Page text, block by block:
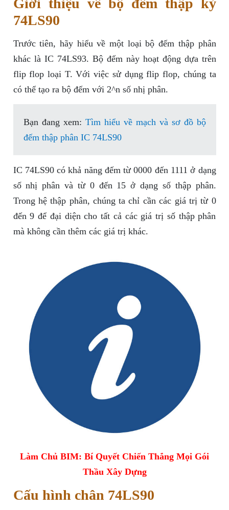
Giới thiệu về bộ đếm thập kỷ
74LS90
Trước tiên, hãy hiểu về một loại bộ đếm thập phân
khác là IC 74LS93. Bộ đếm này hoạt động dựa trên
flip flop loại T. Với việc sử dụng flip flop, chúng ta
có thể tạo ra bộ đếm với 2^n số nhị phân.
Bạn đang xem: Tìm hiểu về mạch và sơ đồ bộ
đếm thập phân IC 74LS90
IC 74LS90 có khả năng đếm từ 0000 đến 1111 ở dạng
số nhị phân và từ 0 đến 15 ở dạng số thập phân.
Trong hệ thập phân, chúng ta chỉ cần các giá trị từ 0
đến 9 để đại diện cho tất cả các giá trị số thập phân
mà không cần thêm các giá trị khác.
Làm Chủ BIM: Bí Quyết Chiến Thắng Mọi Gói
Thầu Xây Dựng
Cấu hình chân 74LS90